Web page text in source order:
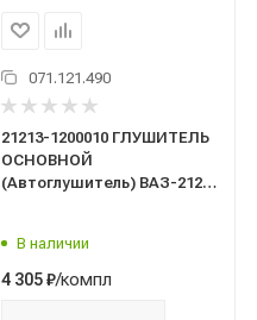
071.121.490
21213-1200010 ГЛУШИТЕЛЬ
ОСНОВНОЙ
(Автоглушитель) ВАЗ-21213
В наличии
4 305₽/компл